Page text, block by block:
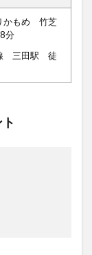
かもめ 竹芝
分
三田駅 徒